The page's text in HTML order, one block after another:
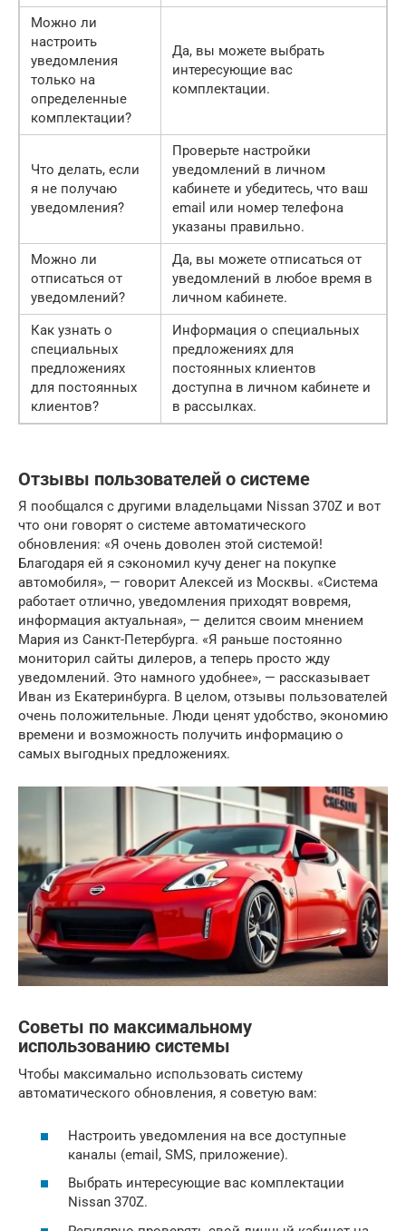
Можно ли
настроить
уведомления
только на
определенные
комплектации?
Да, вы можете выбрать
интересующие вас
комплектации.
Что делать, если
я не получаю
уведомления?
Проверьте настройки
уведомлений в личном
кабинете и убедитесь, что ваш
email или номер телефона
указаны правильно.
Можно ли
отписаться от
уведомлений?
Да, вы можете отписаться от
уведомлений в любое время в
личном кабинете.
Как узнать о
специальных
предложениях
для постоянных
клиентов?
Информация о специальных
предложениях для
постоянных клиентов
доступна в личном кабинете и
в рассылках.
Отзывы пользователей о системе
Я пообщался с другими владельцами Nissan 370Z и вот
что они говорят о системе автоматического
обновления: «Я очень доволен этой системой!
Благодаря ей я сэкономил кучу денег на покупке
автомобиля», — говорит Алексей из Москвы. «Система
работает отлично, уведомления приходят вовремя,
информация актуальная», — делится своим мнением
Мария из Санкт-Петербурга. «Я раньше постоянно
мониторил сайты дилеров, а теперь просто жду
уведомлений. Это намного удобнее», — рассказывает
Иван из Екатеринбурга. В целом, отзывы пользователей
очень положительные. Люди ценят удобство, экономию
времени и возможность получить информацию о
самых выгодных предложениях.
Советы по максимальному
использованию системы
Чтобы максимально использовать систему
автоматического обновления, я советую вам:
Настроить уведомления на все доступные
каналы (email, SMS, приложение).
Выбрать интересующие вас комплектации
Nissan 370Z.